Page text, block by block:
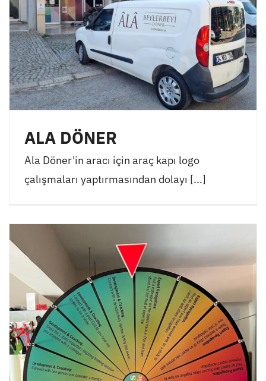
ALA DÖNER
Ala Döner'in aracı için araç kapı logo
çalışmaları yaptırmasından dolayı [...]